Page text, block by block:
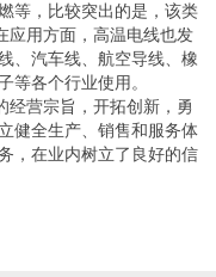
等，比较突出的是，该类
应用方面，高温电线也发
、汽车线、航空导线、橡
等各个行业使用。
经营宗旨，开拓创新，勇
健全生产、销售和服务体
，在业内树立了良好的信